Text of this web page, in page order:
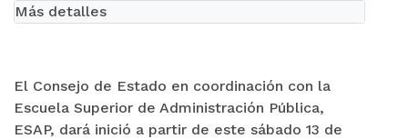
El Consejo de Estado en coordinación con la
Escuela Superior de Administración Pública,
ESAP, dará inició a partir de este sábado 13 de
Más detalles